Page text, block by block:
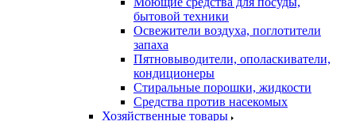
бытовой техники
Освежители воздуха, поглотители
запаха
Пятновыводители, ополаскиватели,
кондиционеры
Стиральные порошки, жидкости
Средства против насекомых
Хозяйственные товары